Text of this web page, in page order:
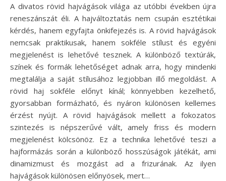
A divatos rövid hajvágások világa az utóbbi években újra
reneszánszát éli. A hajváltoztatás nem csupán esztétikai
kérdés, hanem egyfajta önkifejezés is. A rövid hajvágások
nemcsak praktikusak, hanem sokféle stílust és egyéni
megjelenést is lehetővé tesznek. A különböző textúrák,
színek és formák lehetőséget adnak arra, hogy mindenki
megtalálja a saját stílusához legjobban illő megoldást. A
rövid haj sokféle előnyt kínál; könnyebben kezelhető,
gyorsabban formázható, és nyáron különösen kellemes
érzést nyújt. A rövid hajvágások mellett a fokozatos
szintezés is népszerűvé vált, amely friss és modern
megjelenést kölcsönöz. Ez a technika lehetővé teszi a
hajformázás során a különböző hosszúságok játékát, ami
dinamizmust és mozgást ad a frizurának. Az ilyen
hajvágások különösen előnyösek, mert…